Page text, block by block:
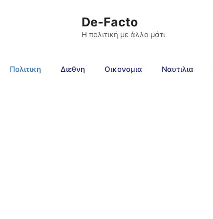
De-Facto
Η πολιτική με άλλο μάτι
Πολιτικη Διεθνη Οικονομια Ναυτιλια